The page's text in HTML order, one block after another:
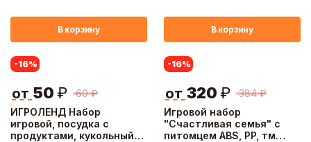
21,2х20х5 см
В корзину В корзину
ИГРОЛЕНД Набор
игровой, посудка с
продуктами, кукольный
-16%
60 ₽
от 50 ₽
Игровой набор
"Счастливая семья" с
питомцем ABS, PP, тм
-16%
384 ₽
от 320 ₽